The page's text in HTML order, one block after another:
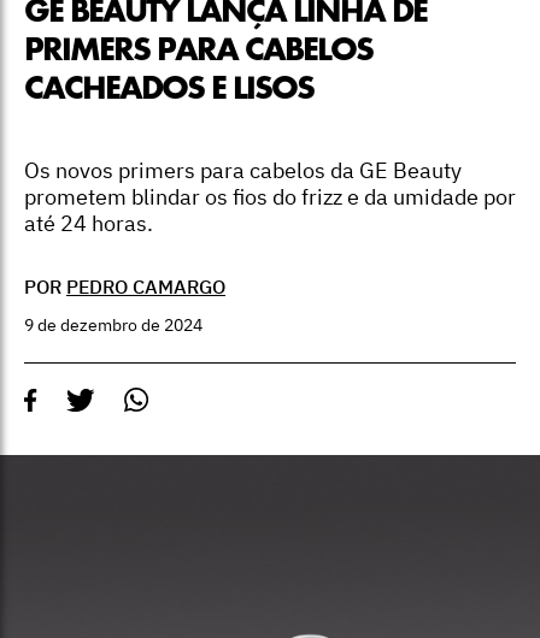
GE BEAUTY LANÇA LINHA DE
PRIMERS PARA CABELOS
CACHEADOS E LISOS
Os novos primers para cabelos da GE Beauty
prometem blindar os fios do frizz e da umidade por
até 24 horas.
POR PEDRO CAMARGO
9 de dezembro de 2024